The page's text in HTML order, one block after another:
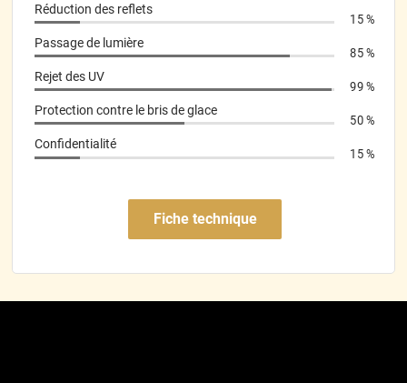
*****
Je recommande Article bien emballé Envoi rapide La coupe est
nickel Très Facile a appliquer Je suis satisfait
Il y a 490 jours
juste faut pas ce tromper de sens mais heureusement j ai pu
elever et mettre du bon côté la vitre latérale n est pas un
rectangle parfait j avais un petit peux de jour au nouveau de
Il y a 490 jours
Réduction des reflets
15 %
Passage de lumière
85 %
Rejet des UV
99 %
Protection contre le bris de glace
50 %
Confidentialité
15 %
Fiche technique